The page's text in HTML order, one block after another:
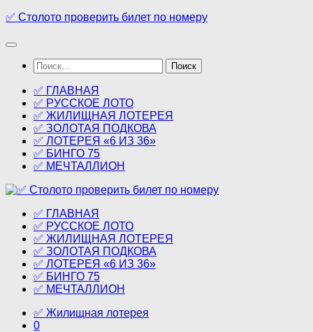
Перейти
содержимому
✅ Столото проверить билет по номеру
Найти:
✅ ГЛАВНАЯ
✅ РУССКОЕ ЛОТО
✅ ЖИЛИЩНАЯ ЛОТЕРЕЯ
✅ ЗОЛОТАЯ ПОДКОВА
✅ ЛОТЕРЕЯ «6 ИЗ 36»
✅ БИНГО 75
✅ МЕЧТАЛЛИОН
✅ ГЛАВНАЯ
✅ РУССКОЕ ЛОТО
✅ ЖИЛИЩНАЯ ЛОТЕРЕЯ
✅ ЗОЛОТАЯ ПОДКОВА
✅ ЛОТЕРЕЯ «6 ИЗ 36»
✅ БИНГО 75
✅ МЕЧТАЛЛИОН
✅ Жилищная лотерея
0